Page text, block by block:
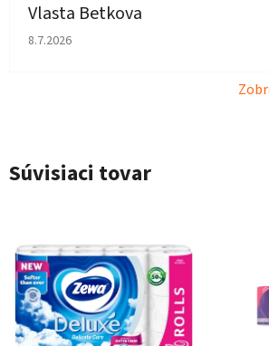
Vlasta Betkova
Hodnotenie obchodu je 4 z 5 hviezdičiek.
8.7.2026
Súvisiaci tovar